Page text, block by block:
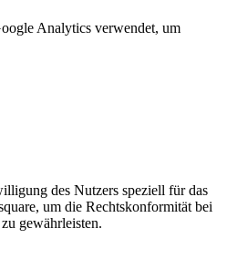
Analytics verwendet, um
des Nutzers speziell für das
um die Rechtskonformität bei
gewährleisten.